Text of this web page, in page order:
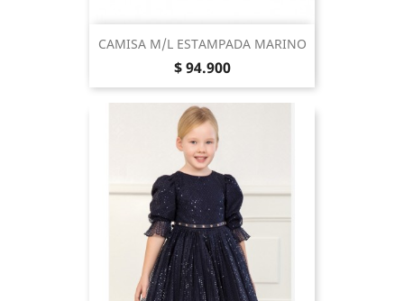
CAMISA M/L ESTAMPADA MARINO
Precio
$ 94.900